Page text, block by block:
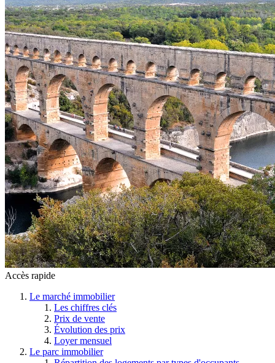
Accès rapide
Le marché immobilier
Les chiffres clés
Prix de vente
Évolution des prix
Loyer mensuel
Le parc immobilier